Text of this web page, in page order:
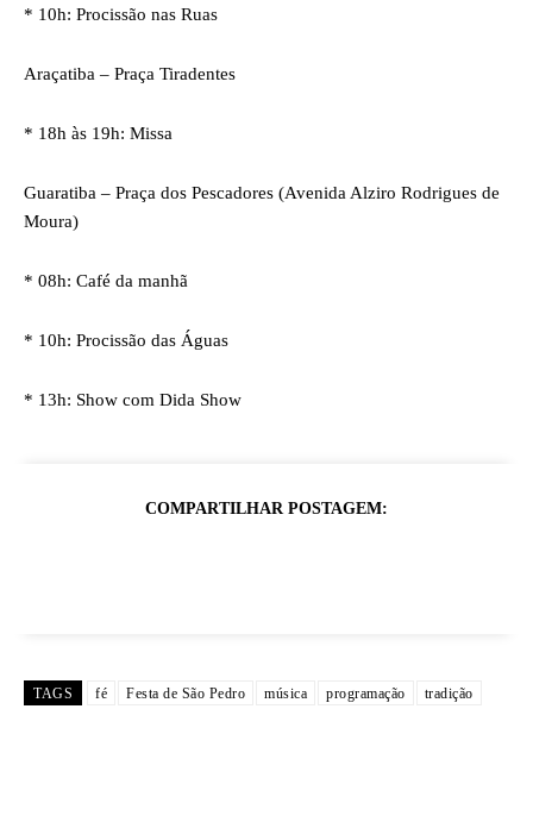
* 10h: Procissão nas Ruas
Araçatiba – Praça Tiradentes
* 18h às 19h: Missa
Guaratiba – Praça dos Pescadores (Avenida Alziro Rodrigues de
Moura)
* 08h: Café da manhã
* 10h: Procissão das Águas
* 13h: Show com Dida Show
COMPARTILHAR POSTAGEM:
TAGS fé Festa de São Pedro música programação tradição